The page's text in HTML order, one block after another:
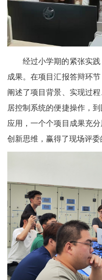
经过小学期的紧张实
成果。在项目汇报答辩环
阐述了项目背景、实现过
居控制系统的便捷操作，
应用，一个个项目成果充
创新思维，赢得了现场评委